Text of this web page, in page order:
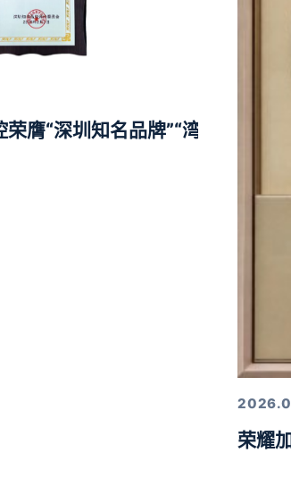
膺“深圳知名品牌”“湾区知名品
荣耀